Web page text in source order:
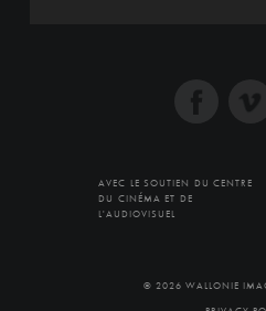
AVEC LE SOUTIEN DU CENTRE
DU CINÉMA ET DE
L'AUDIOVISUEL
© 2026 WALLONIE